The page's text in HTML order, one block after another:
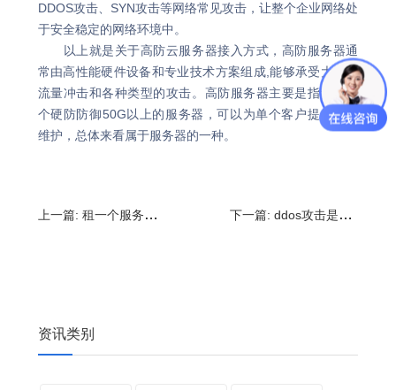
DDOS攻击、SYN攻击等网络常见攻击，让整个企业网络处
于安全稳定的网络环境中。
以上就是关于高防云服务器接入方式，高防服务器通
常由高性能硬件设备和专业技术方案组成,能够承受大量的
流量冲击和各种类型的攻击。高防服务器主要是指独立单
个硬防防御50G以上的服务器，可以为单个客户提供安全
维护，总体来看属于服务器的一种。
上一篇: 租一个服务器要多少钱?如何搭建一个网站服务器 下一篇:ddos攻击是什么意思?DDoS攻击特点
资讯类别